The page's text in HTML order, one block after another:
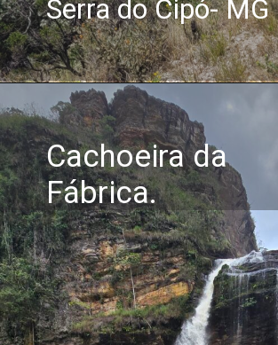
Serra do Cipó- MG
Cachoeira da
Fábrica.